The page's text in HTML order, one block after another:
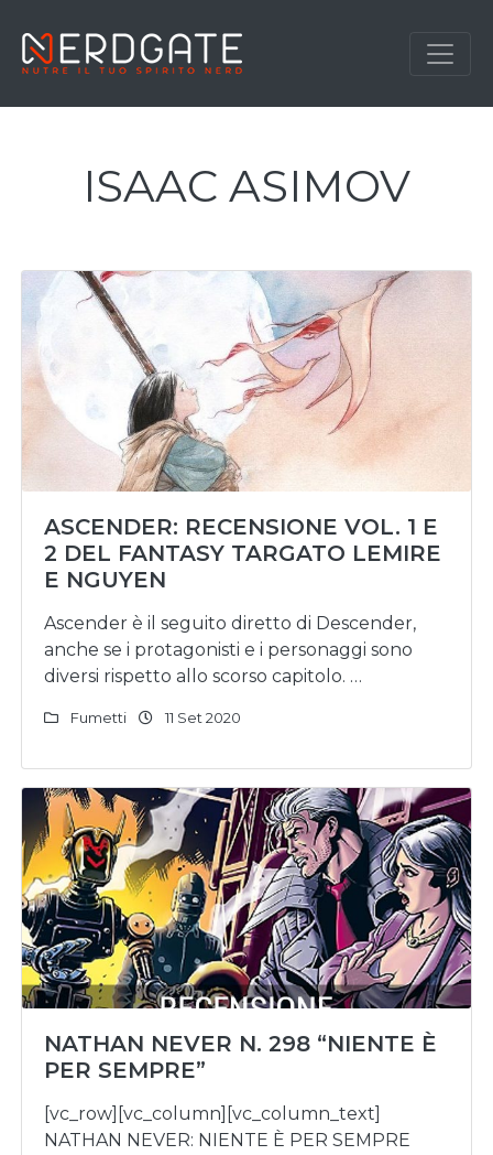
ISAAC ASIMOV
ASCENDER: RECENSIONE VOL. 1 E
2 DEL FANTASY TARGATO LEMIRE
E NGUYEN
Ascender è il seguito diretto di Descender,
anche se i protagonisti e i personaggi sono
diversi rispetto allo scorso capitolo. …
Fumetti 11 Set 2020
NATHAN NEVER N. 298 “NIENTE È
PER SEMPRE”
[vc_row][vc_column][vc_column_text]
NATHAN NEVER: NIENTE È PER SEMPRE